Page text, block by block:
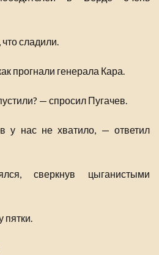
что сладили.
прогнали генерала Кара.
— спросил Пугачев.
у нас не хватило, — ответил
сверкнув цыганистыми
пятки.